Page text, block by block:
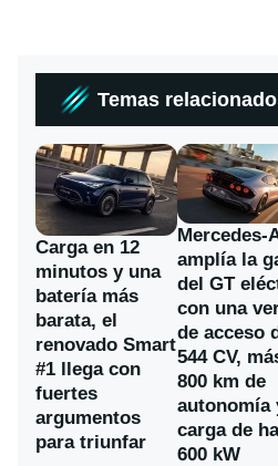
Temas
Carga en 12
minutos y una
batería más
barata, el
renovado Smart
#1 llega con
fuertes
argumentos
para triunfar
Mercedes-
amplía la
del GT
con una
de acceso
544 CV,
800 km de
autonomía
carga de
600 kW